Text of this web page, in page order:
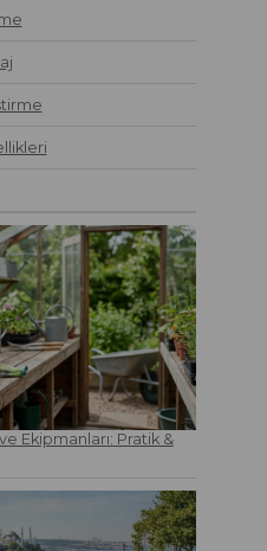
Ekipmanları: Pratik &